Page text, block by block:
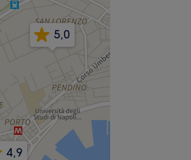
4,9
5,0